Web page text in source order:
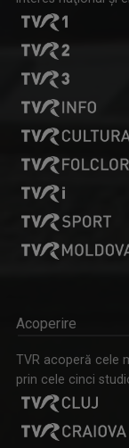
MIHAI OVIDIU
Acoperire
TVR acoperă cele
prin cele cinci